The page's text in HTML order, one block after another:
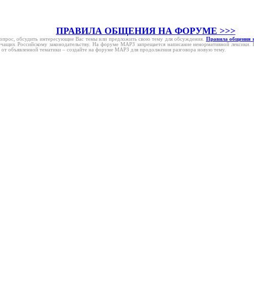
ПРАВИЛА ОБЩЕНИЯ НА ФОРУМЕ >>>
обсудить интересующие Вас темы или предложить свою тему для обсуждения. Правила
Российскому законодательству. На форуме МАРЗ запрещается написание ненормативной
объявленной тематики – создайте на форуме МАРЗ для продолжения разговора новую тему.